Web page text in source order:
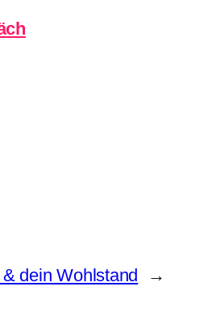
dein Wohlstand →